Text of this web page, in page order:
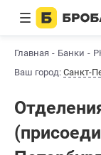
Главная Банки
Ваш город: Санкт-